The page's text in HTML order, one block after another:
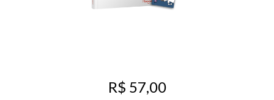
R$ 57,00